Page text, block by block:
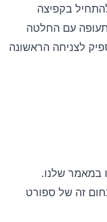
בקפיצה
עם החלטה
לצניחה הראשונה
במאמר שלנו.
זה של ספורט